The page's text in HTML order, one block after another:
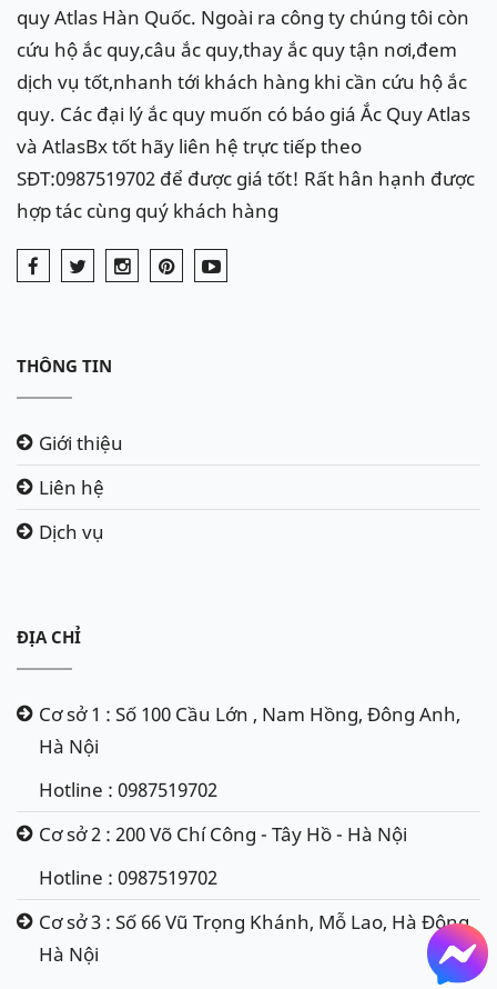
quy Atlas Hàn Quốc. Ngoài ra công ty chúng tôi còn
cứu hộ ắc quy,câu ắc quy,thay ắc quy tận nơi,đem
dịch vụ tốt,nhanh tới khách hàng khi cần cứu hộ ắc
quy. Các đại lý ắc quy muốn có báo giá Ắc Quy Atlas
và AtlasBx tốt hãy liên hệ trực tiếp theo
SĐT:0987519702 để được giá tốt! Rất hân hạnh được
hợp tác cùng quý khách hàng
THÔNG TIN
Giới thiệu
Liên hệ
Dịch vụ
ĐỊA CHỈ
Cơ sở 1 : Số 100 Cầu Lớn , Nam Hồng, Đông Anh,
Hà Nội
Hotline : 0987519702
Cơ sở 2 : 200 Võ Chí Công - Tây Hồ - Hà Nội
Hotline : 0987519702
Cơ sở 3 : Số 66 Vũ Trọng Khánh, Mỗ Lao, Hà Đông,
Hà Nội